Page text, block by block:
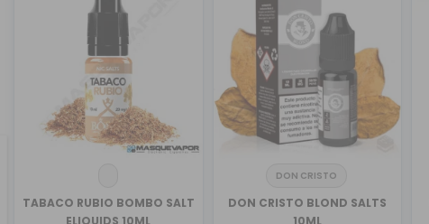
TABACO RUBIO BOMBO SALT
DON CRISTO
DON CRISTO BLOND SALTS